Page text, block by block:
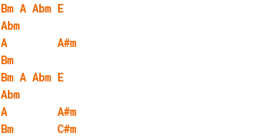
Bm A Abm E
Abm
A
A#m
Bm
Bm A Abm E
Abm
A
A#m
Bm
C#m